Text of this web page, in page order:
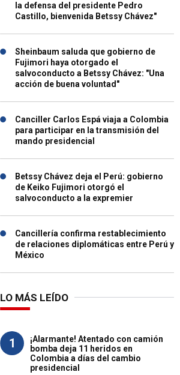
la defensa del presidente Pedro
Castillo, bienvenida Betssy Chávez"
Sheinbaum saluda que gobierno de
Fujimori haya otorgado el
salvoconducto a Betssy Chávez: "Una
acción de buena voluntad"
Canciller Carlos Espá viaja a Colombia
para participar en la transmisión del
mando presidencial
Betssy Chávez deja el Perú: gobierno
de Keiko Fujimori otorgó el
salvoconducto a la expremier
Cancillería confirma restablecimiento
de relaciones diplomáticas entre Perú y
México
LO MÁS LEÍDO
1
¡Alarmante! Atentado con camión
bomba deja 11 heridos en
Colombia a días del cambio
presidencial